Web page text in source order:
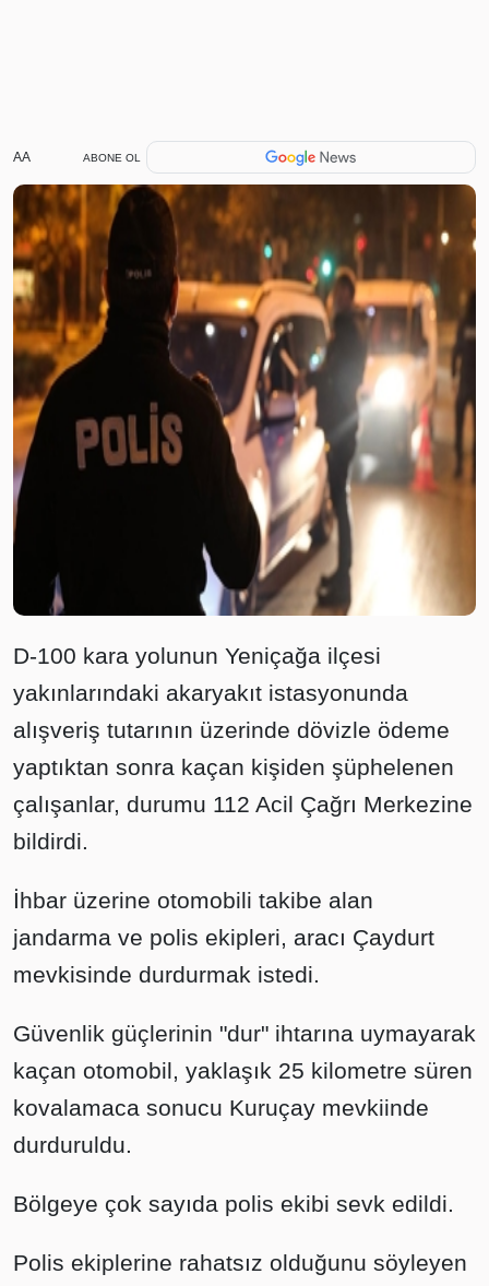
AA ABONE OL
D-100 kara yolunun Yeniçağa ilçesi
yakınlarındaki akaryakıt istasyonunda
alışveriş tutarının üzerinde dövizle ödeme
yaptıktan sonra kaçan kişiden şüphelenen
çalışanlar, durumu 112 Acil Çağrı Merkezine
bildirdi.
İhbar üzerine otomobili takibe alan
jandarma ve polis ekipleri, aracı Çaydurt
mevkisinde durdurmak istedi.
Güvenlik güçlerinin "dur" ihtarına uymayarak
kaçan otomobil, yaklaşık 25 kilometre süren
kovalamaca sonucu Kuruçay mevkiinde
durduruldu.
Bölgeye çok sayıda polis ekibi sevk edildi.
Polis ekiplerine rahatsız olduğunu söyleyen